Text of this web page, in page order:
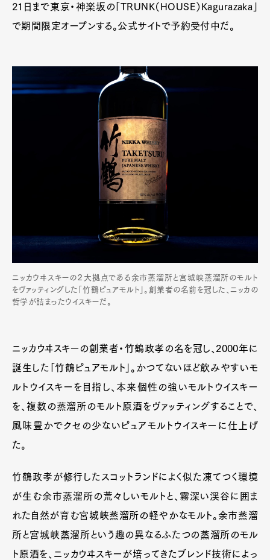
21日まで東京・神楽坂の「TRUNK（HOUSE）Kagurazaka」
で期間限定オープンする。公式サイトで予約受付中だ。
ニッカウヰスキーの２大拠点である余市蒸溜所と宮城峡蒸溜所のモルト
をヴァッティングした「竹鶴ピュアモルト」。創業者の名前を冠した、ニッカの
哲学が詰まったウイスキーだ。
ニッカウヰスキーの創業者・竹鶴政孝の名を冠し、2000年に
誕生した「竹鶴ピュアモルト」。かつてないほど飲みやすいモ
ルトウイスキーを目指し、本来個性の強いモルトウイスキー
を、複数の蒸溜所のモルト原酒をヴァッティングすることで、
風味豊かでクセの少ないピュアモルトウイスキーに仕上げ
た。
竹鶴政孝が修行したスコットランドによく似た凍てつく環境
が生む余市蒸溜所の荒々しいモルトと、霧深い渓谷に囲ま
れた自然が育む宮城峡蒸溜所の軽やかなモルト。余市蒸溜
所と宮城峡蒸溜所という趣の異なるふたつの蒸溜所のモル
ト原酒を、ニッカウヰスキーが培ってきたブレンド技術によっ